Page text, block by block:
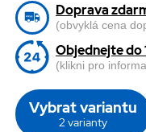
Doprava
(obvyklá cena
Objednejte do
(klikni pro
Vybrat variantu
2 varianty